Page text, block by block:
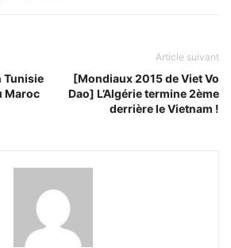
Tunisie
Maroc
Article suivant
[Mondiaux 2015 de Viet Vo
Dao] L’Algérie termine 2ème
derrière le Vietnam !